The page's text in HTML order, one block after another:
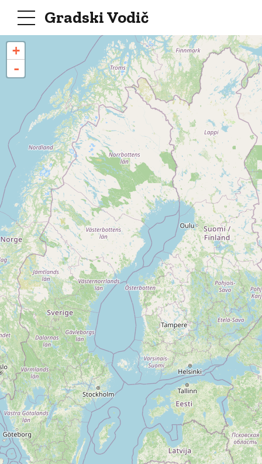
Gradski Vodič
+
-